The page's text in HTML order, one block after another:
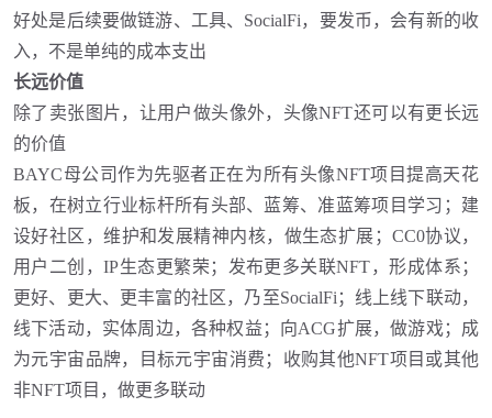
好处是后续要做链游、工具、 SocialFi，要发币，会有新的收
入，不是单纯的成本支出
长远价值
除了卖张图片，让用户做头像外，头像NFT还可以有更长远
的价值
BAYC母公司作为先驱者正在为所有头像NFT项目提高天花
板，在树立行业标杆所有头部、蓝筹、准蓝筹项目学习 ； 建
设好社区，维护和发展精神内核，做生态扩展 ； CC0协议，
用户二创，IP生态更繁荣 ； 发布更多关联NFT，形成体系 ；
更好、更大、更丰富的社区，乃至SocialFi ； 线上线下联动，
线下活动，实体周边，各种权益 ； 向ACG扩展，做游戏； 成
为元宇宙品牌，目标元宇宙消费 ； 收购其他NFT项目或其他
非NFT项目，做更多联动